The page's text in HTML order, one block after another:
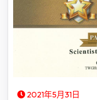
2021年5月31日